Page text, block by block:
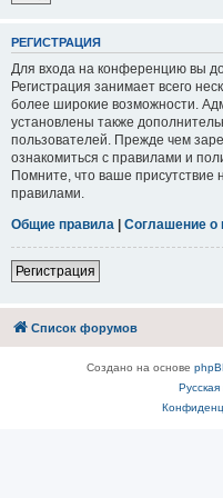
РЕГИСТРАЦИЯ
Для входа на конференцию вы
Регистрация занимает всего
более широкие возможности.
установлены также
пользователей. Прежде чем
ознакомиться с правилами и
Помните, что ваше присутствие
правилами.
Общие правила | Соглашение о
Регистрация
Список форумов
Создано на основе